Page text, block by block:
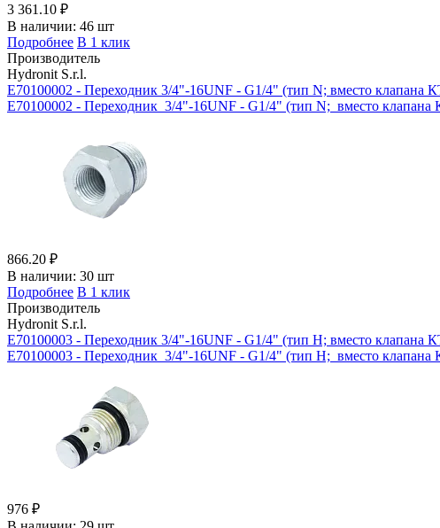
3 361.10 ₽
В наличии: 46 шт
Подробнее В 1 клик
Производитель
Hydronit S.r.l.
E70100002 - Переходник 3/4"-16UNF - G1/4" (тип N; вместо клапана
E70100002 - Переходник 3/4"-16UNF - G1/4" (тип N; вместо клапана
866.20 ₽
В наличии: 30 шт
Подробнее В 1 клик
Производитель
Hydronit S.r.l.
E70100003 - Переходник 3/4"-16UNF - G1/4" (тип H; вместо клапана
E70100003 - Переходник 3/4"-16UNF - G1/4" (тип H; вместо клапана
976 ₽